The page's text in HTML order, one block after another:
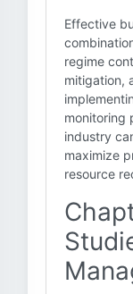
Effective
regime
mitigation,
monitoring
industry
maximize
resource